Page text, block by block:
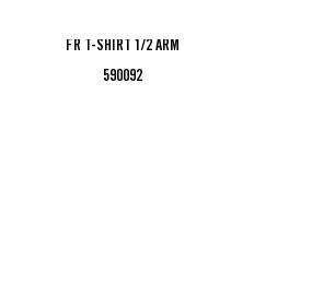
FR T-SHIRT 1/2 ARM
590092